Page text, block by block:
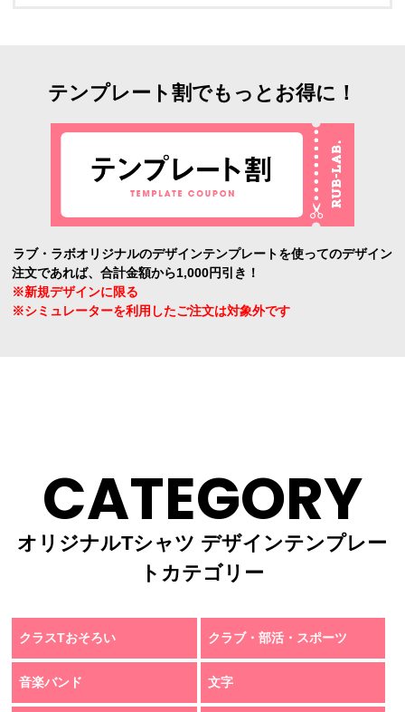
テンプレート割でもっとお得に！
ラブ・ラボオリジナルのデザインテンプレートを使ってのデザイン
注文であれば、合計金額から1,000円引き！
※新規デザインに限る
※シミュレーターを利用したご注文は対象外です
CATEGORY
オリジナルTシャツ デザインテンプレー
トカテゴリー
クラスTおそろい クラブ・部活・スポーツ
音楽バンド 文字